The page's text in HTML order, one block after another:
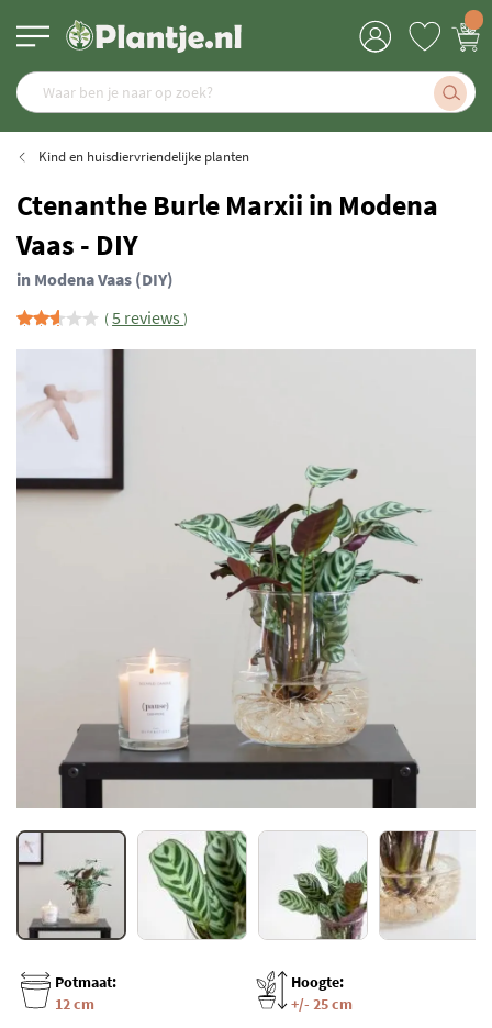
Kind en huisdiervriendelijke planten
Ctenanthe Burle Marxii in Modena
Vaas - DIY
in Modena Vaas (DIY)
5 reviews
Potmaat:
12 cm
Hoogte:
+/- 25 cm